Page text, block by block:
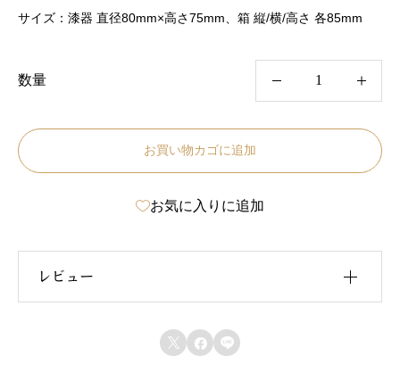
サイズ：漆器 直径80mm×高さ75mm、箱 縦/横/高さ 各85mm
数量
び
継
個
お買い物カゴに追加
お気に入りに追加
レビュー
レビュー投稿には、会員登録が必要です。
会員登録する
  